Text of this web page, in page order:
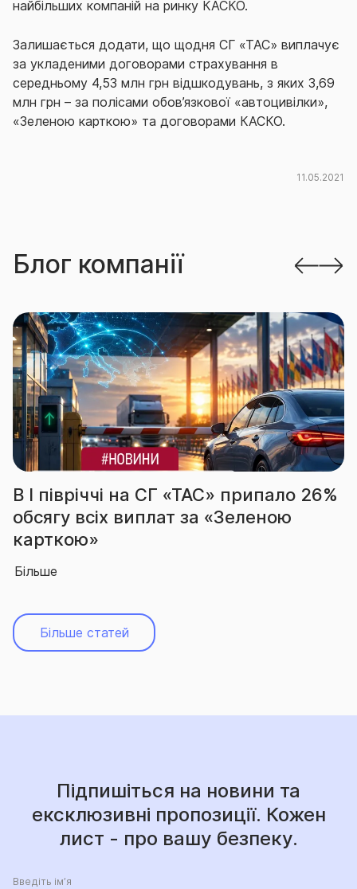
найбільших компаній на ринку КАСКО.
Залишається додати, що щодня СГ «ТАС» виплачує
за укладеними договорами страхування в
середньому 4,53 млн грн відшкодувань, з яких 3,69
млн грн – за полісами обов’язкової «автоцивілки»,
«Зеленою карткою» та договорами КАСКО.
11.05.2021
Блог компанії
СГ «ТАС» припало 26%
за «Зеленою
За
вчергове
Більше статей
Підпишіться на новини та
ексклюзивні пропозиції. Кожен
лист - про вашу безпеку.
Введіть ім’я